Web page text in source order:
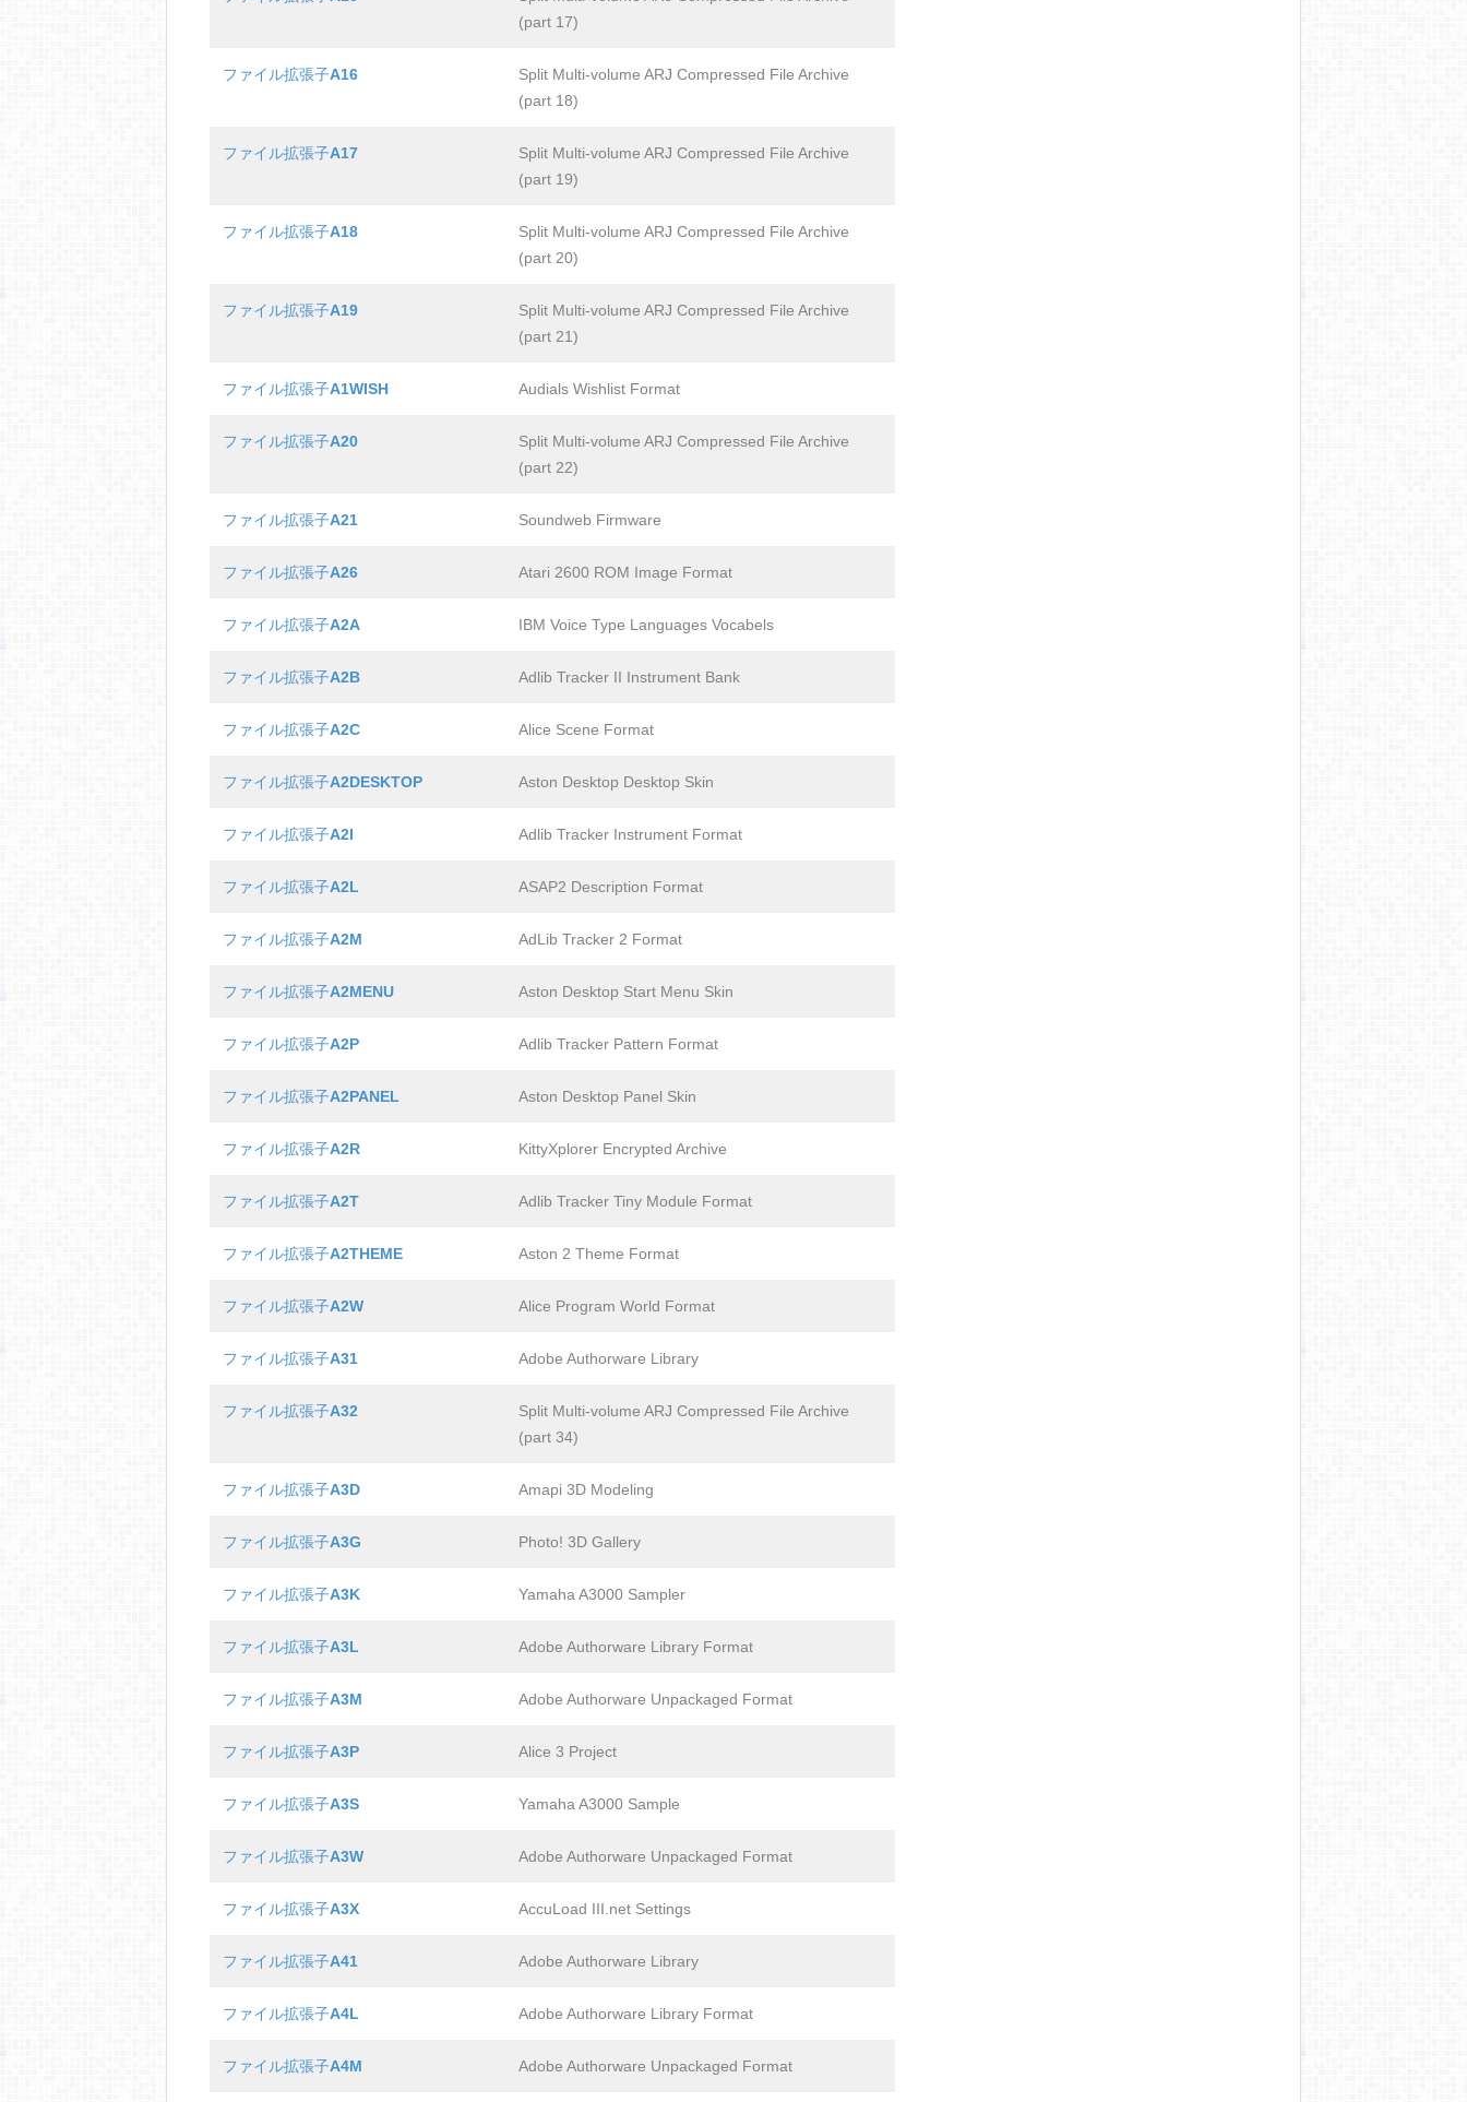
(part 17)
ファイル拡張子A16
Split Multi-volume ARJ Compressed File Archive
(part 18)
ファイル拡張子A17
Split Multi-volume ARJ Compressed File Archive
(part 19)
ファイル拡張子A18
Split Multi-volume ARJ Compressed File Archive
(part 20)
ファイル拡張子A19
Split Multi-volume ARJ Compressed File Archive
(part 21)
ファイル拡張子A1WISH Audials Wishlist Format
ファイル拡張子A20
Split Multi-volume ARJ Compressed File Archive
(part 22)
ファイル拡張子A21 Soundweb Firmware
ファイル拡張子A26 Atari 2600 ROM Image Format
ファイル拡張子A2A IBM Voice Type Languages Vocabels
ファイル拡張子A2B Adlib Tracker II Instrument Bank
ファイル拡張子A2C Alice Scene Format
ファイル拡張子A2DESKTOP Aston Desktop Desktop Skin
ファイル拡張子A2I Adlib Tracker Instrument Format
ファイル拡張子A2L ASAP2 Description Format
ファイル拡張子A2M AdLib Tracker 2 Format
ファイル拡張子A2MENU Aston Desktop Start Menu Skin
ファイル拡張子A2P Adlib Tracker Pattern Format
ファイル拡張子A2PANEL Aston Desktop Panel Skin
ファイル拡張子A2R KittyXplorer Encrypted Archive
ファイル拡張子A2T Adlib Tracker Tiny Module Format
ファイル拡張子A2THEME Aston 2 Theme Format
ファイル拡張子A2W Alice Program World Format
ファイル拡張子A31 Adobe Authorware Library
ファイル拡張子A32
Split Multi-volume ARJ Compressed File Archive
(part 34)
ファイル拡張子A3D Amapi 3D Modeling
ファイル拡張子A3G Photo! 3D Gallery
ファイル拡張子A3K Yamaha A3000 Sampler
ファイル拡張子A3L Adobe Authorware Library Format
ファイル拡張子A3M Adobe Authorware Unpackaged Format
ファイル拡張子A3P Alice 3 Project
ファイル拡張子A3S Yamaha A3000 Sample
ファイル拡張子A3W Adobe Authorware Unpackaged Format
ファイル拡張子A3X AccuLoad III.net Settings
ファイル拡張子A41 Adobe Authorware Library
ファイル拡張子A4L Adobe Authorware Library Format
ファイル拡張子A4M Adobe Authorware Unpackaged Format